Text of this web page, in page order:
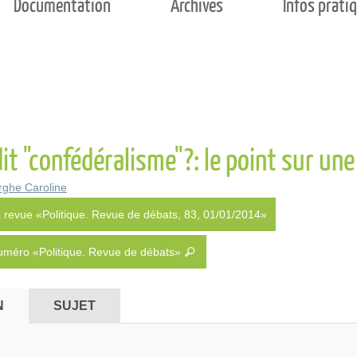
"confédéralisme"?: le point sur
Caroline
revue «Politique. Revue de débats, 83, 01/01/2014»
«Politique. Revue de débats»
SUJET